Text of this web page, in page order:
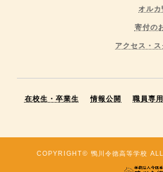
オルカ
寄付の
アクセス・ス
在校生・卒業生 情報公開 職員専
COPYRIGHT© 鴨川令徳高等学校